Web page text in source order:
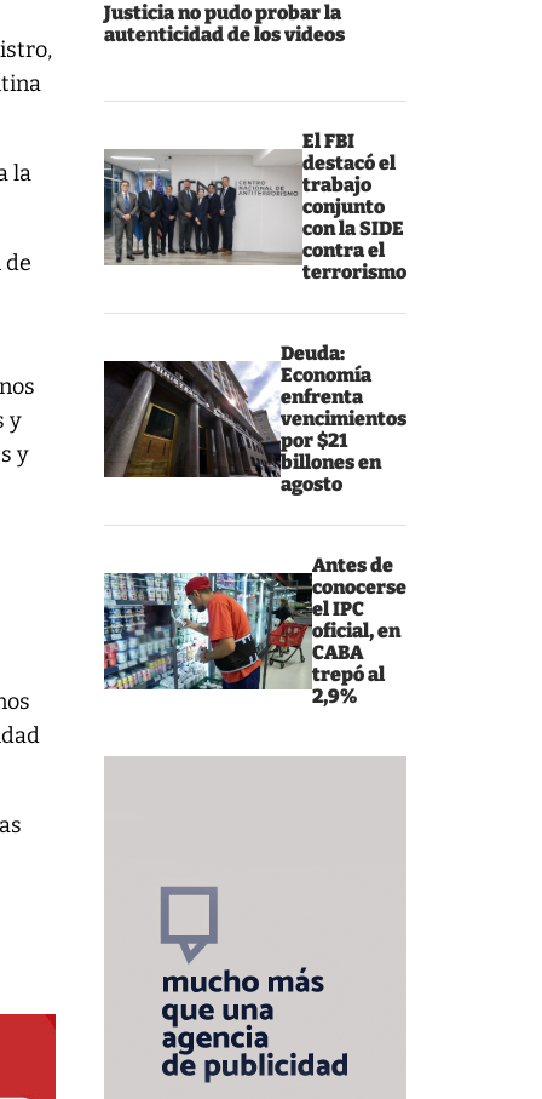
Justicia no pudo probar la
autenticidad de los videos
El FBI
destacó el
trabajo
conjunto
con la SIDE
contra el
terrorismo
Deuda:
Economía
enfrenta
vencimientos
por $21
billones en
agosto
Antes de
conocerse
el IPC
oficial, en
CABA
trepó al
2,9%
la
de
y
y